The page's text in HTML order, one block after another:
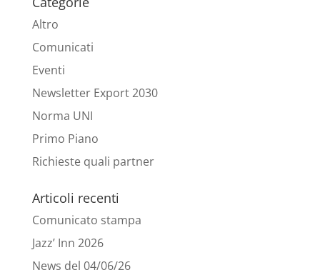
Altro
Comunicati
Eventi
Newsletter Export 2030
Norma UNI
Primo Piano
Richieste quali partner
Articoli recenti
Comunicato stampa
Jazz’ Inn 2026
News del 04/06/26